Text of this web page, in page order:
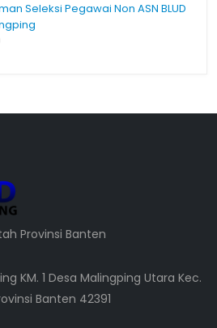
Seleksi Pegawai Non ASN BLUD
Provinsi Banten
KM. 1 Desa Malingping Utara Kec.
Banten 42391